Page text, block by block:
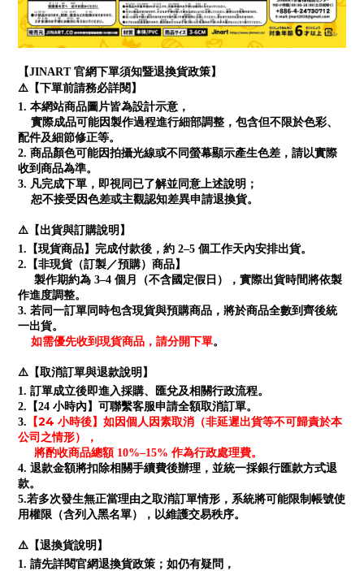
【JINART 官網下單須知暨退換貨政策】
⚠️【下單前請務必詳閱】
1. 本網站商品圖片皆為設計示意，
實際成品可能因製作過程進行細部調整，包含但不限於色彩、
配件及細節修正等。
2. 商品顏色可能因拍攝光線或不同螢幕顯示產生色差，請以實際
收到商品為準。
3. 凡完成下單，即視同已了解並同意上述說明；
恕不接受因色差或主觀認知差異申請退換貨。
⚠️【出貨與訂購說明】
1.【現貨商品】完成付款後，約 2–5 個工作天內安排出貨。
2.【非現貨（訂製／預購）商品】
製作期約為 3–4 個月（不含國定假日），實際出貨時間將依製
作進度調整。
3. 若同一訂單同時包含現貨與預購商品，將於商品全數到齊後統
一出貨。
如需優先收到現貨商品，請分開下單。
⚠️【取消訂單與退款說明】
1. 訂單成立後即進入採購、匯兌及相關行政流程。
2.【24 小時內】可聯繫客服申請全額取消訂單。
3.
【24 小時後】如因個人因素取消（非延遲出貨等不可歸責於本
公司之情形），
將酌收商品總額 10%–15% 作為行政處理費。
4. 退款金額將扣除相關手續費後辦理，並統一採銀行匯款方式退
款。
5.若多次發生無正當理由之取消訂單情形，系統將可能限制帳號使
用權限（含列入黑名單），以維護交易秩序。
⚠️【退換貨說明】
1. 請先詳閱官網退換貨政策；如仍有疑問，